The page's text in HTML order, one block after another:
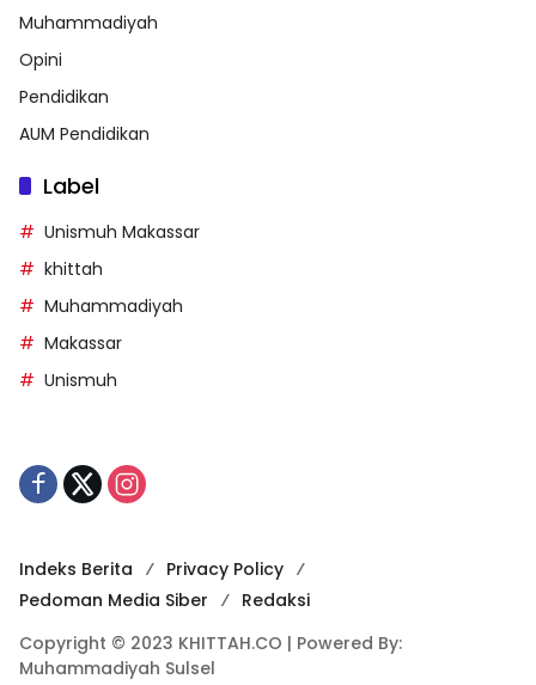
Muhammadiyah
Opini
Pendidikan
AUM Pendidikan
Label
Unismuh Makassar
khittah
Muhammadiyah
Makassar
Unismuh
Indeks Berita
Privacy Policy
Pedoman Media Siber
Redaksi
Copyright © 2023 KHITTAH.CO | Powered By:
Muhammadiyah Sulsel